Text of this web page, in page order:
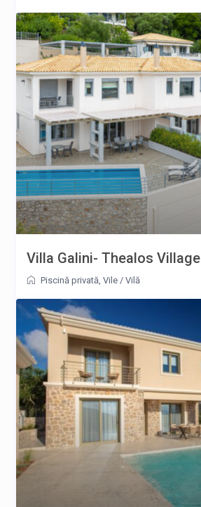
Villa Galini- Thealos Village
Piscină privată,Vile /Vilă